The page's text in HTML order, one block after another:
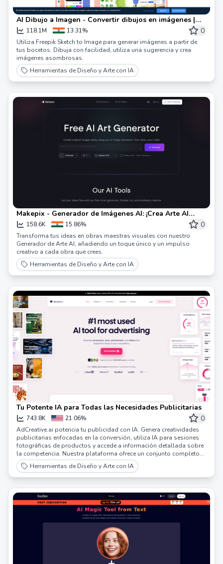
AI Dibujo a Imagen - Convertir dibujos en imágenes |
Freepik
118.1M 13.31% 0
Utiliza Freepik Sketch to Image para generar imágenes a partir de
tus bocetos. Dibuja con facilidad, utiliza una sugerencia y crea
imágenes asombrosas.
Herramientas de Diseño y Arte con IA
Makepix - Generador de Imágenes AI: ¡Crea Arte AI
Gratis!158.6K 15.86% 0
Transforma tus ideas en obras maestras visuales con nuestro
Generador de Arte AI, añadiendo un toque único y un impulso
creativo a cada obra que crees.
Herramientas de Diseño y Arte con IA
Tu Potente IA para Todas las Necesidades Publicitarias
743.8K 21.06% 0
AdCreative.ai potencia tu publicidad con IA. Genera creatividades
publicitarias enfocadas en la conversión, utiliza IA para sesiones
fotográficas de productos y accede a información detallada sobre
la competencia. Nuestra plataforma ofrece un conjunto completo
de herramientas para crear textos y visuales publicitarios
impactantes, asegurando que tus campañas se destaquen en un
mercado competitivo. Ideal para los mercadólogos que buscan
basadas en datos.
Herramientas de Diseño y Arte con IA